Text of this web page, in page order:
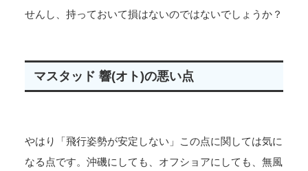
せんし、持っておいて損はないのではないでしょうか？
マスタッド 響(オト)の悪い点
やはり「飛行姿勢が安定しない」この点に関しては気に
なる点です。沖磯にしても、オフショアにしても、無風